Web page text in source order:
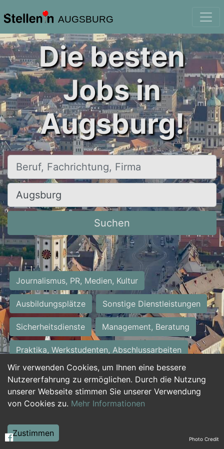
AUGSBURG
Wir verwenden Cookies, um Ihnen eine bessere
Nutzererfahrung zu ermöglichen. Durch die Nutzung
unserer Webseite stimmen Sie unserer Verwendung
von Cookies zu. Mehr Informationen
Zustimmen
Die besten
Jobs in
Augsburg!
Beruf, Fachrichtung, Firma
Ort, Stadt
Suchen
Journalismus, PR, Medien, Kultur
Ausbildungsplätze Sonstige Dienstleistungen
Sicherheitsdienste Management, Beratung
Praktika, Werkstudenten, Abschlussarbeiten
Personalwesen Assistenz, Sekretariat
Hilfskräfte, Aushilfs- und Nebenjobs
Weiterbildung, Studium, duale Ausbildung Photo Credit